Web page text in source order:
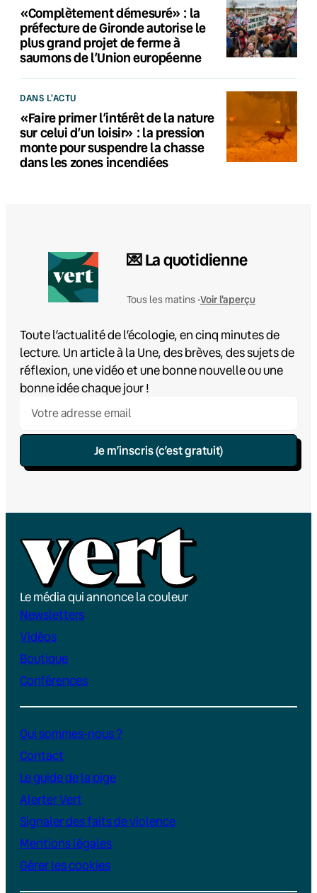
«Complètement démesuré» : la
préfecture de Gironde autorise le
plus grand projet de ferme à
saumons de l’Union européenne
DANS L'ACTU
«Faire primer l’intérêt de la nature
sur celui d’un loisir» : la pression
monte pour suspendre la chasse
dans les zones incendiées
💌 La quotidienne
Tous les matins •Voir l'aperçu
Toute l’actualité de l’écologie, en cinq minutes de
lecture. Un article à la Une, des brèves, des sujets de
réflexion, une vidéo et une bonne nouvelle ou une
bonne idée chaque jour !
Je m’inscris (c’est gratuit)
Le média qui annonce la couleur
Newsletters
Vidéos
Boutique
Conférences
Qui sommes-nous ?
Contact
Le guide de la pige
Alerter Vert
Signaler des faits de violence
Mentions légales
Gérer les cookies